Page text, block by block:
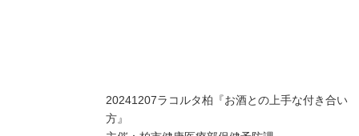
20241207ラコルタ柏『お酒との上手な付き合い
方』